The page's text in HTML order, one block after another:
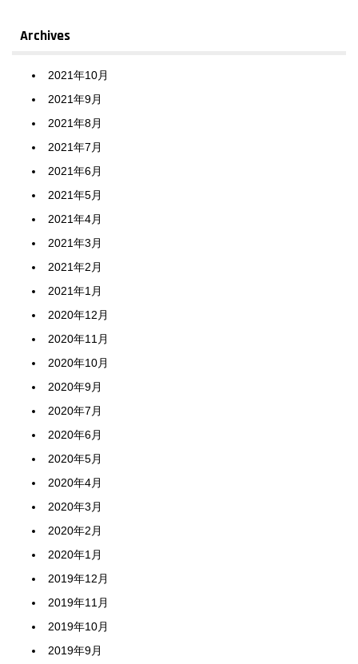
Archives
2021年10月
2021年9月
2021年8月
2021年7月
2021年6月
2021年5月
2021年4月
2021年3月
2021年2月
2021年1月
2020年12月
2020年11月
2020年10月
2020年9月
2020年7月
2020年6月
2020年5月
2020年4月
2020年3月
2020年2月
2020年1月
2019年12月
2019年11月
2019年10月
2019年9月